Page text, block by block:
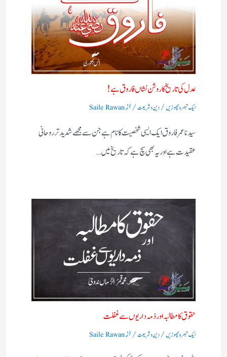
عدل کی تاریخ کا روشن نشاں فاروق ہے!
ایک تبصرہ چھوڑیں/دین و شریعت/ ازSaile Rawan
سیدنا عمر فاروق ایک ایسی شخصیت کا نام ہے جن سے مجھے شدید تر روحانی
عقیدت ہے اور یہ بھی سچ ہے کہ تاریخ میں…
حقوق کا مطالبہ اور ذمہ داریوں سے غفلت
ایک تبصرہ چھوڑیں/دین و شریعت/ ازSaile Rawan